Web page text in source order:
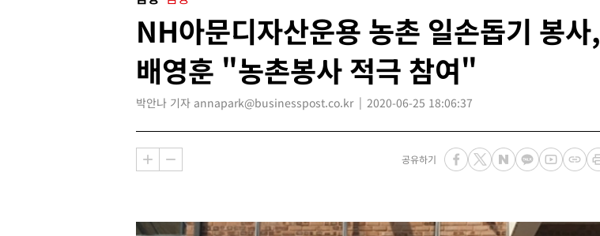
NH아문디자산운용 농촌 일손돕기 봉사,
배영훈 "농촌봉사 적극 참여"
박안나 기자 annapark@businesspost.co.kr 2020-06-25 18:06:37
공유하기